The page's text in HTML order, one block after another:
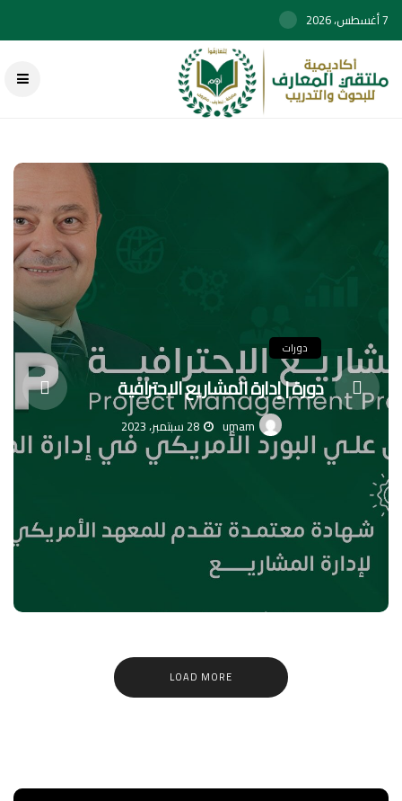
7 أغسطس، 2026
دورات
دورة | إدارة المشاريع الاحترافية
umam 28 سبتمبر، 2023
LOAD MORE